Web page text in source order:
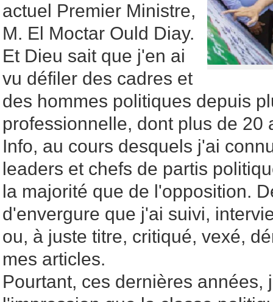
actuel Premier Ministre,
M. El Moctar Ould Diay.
Et Dieu sait que j'en ai
vu défiler des cadres et
des hommes politiques depuis
professionnelle, dont plus de 20
Info, au cours desquels j'ai
leaders et chefs de partis
la majorité que de l'opposition.
d'envergure que j'ai suivi,
ou, à juste titre, critiqué, vexé,
mes articles.
Pourtant, ces dernières années,